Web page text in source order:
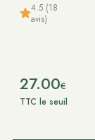
4.5 (18
avis)
27.00€
TTC le seuil